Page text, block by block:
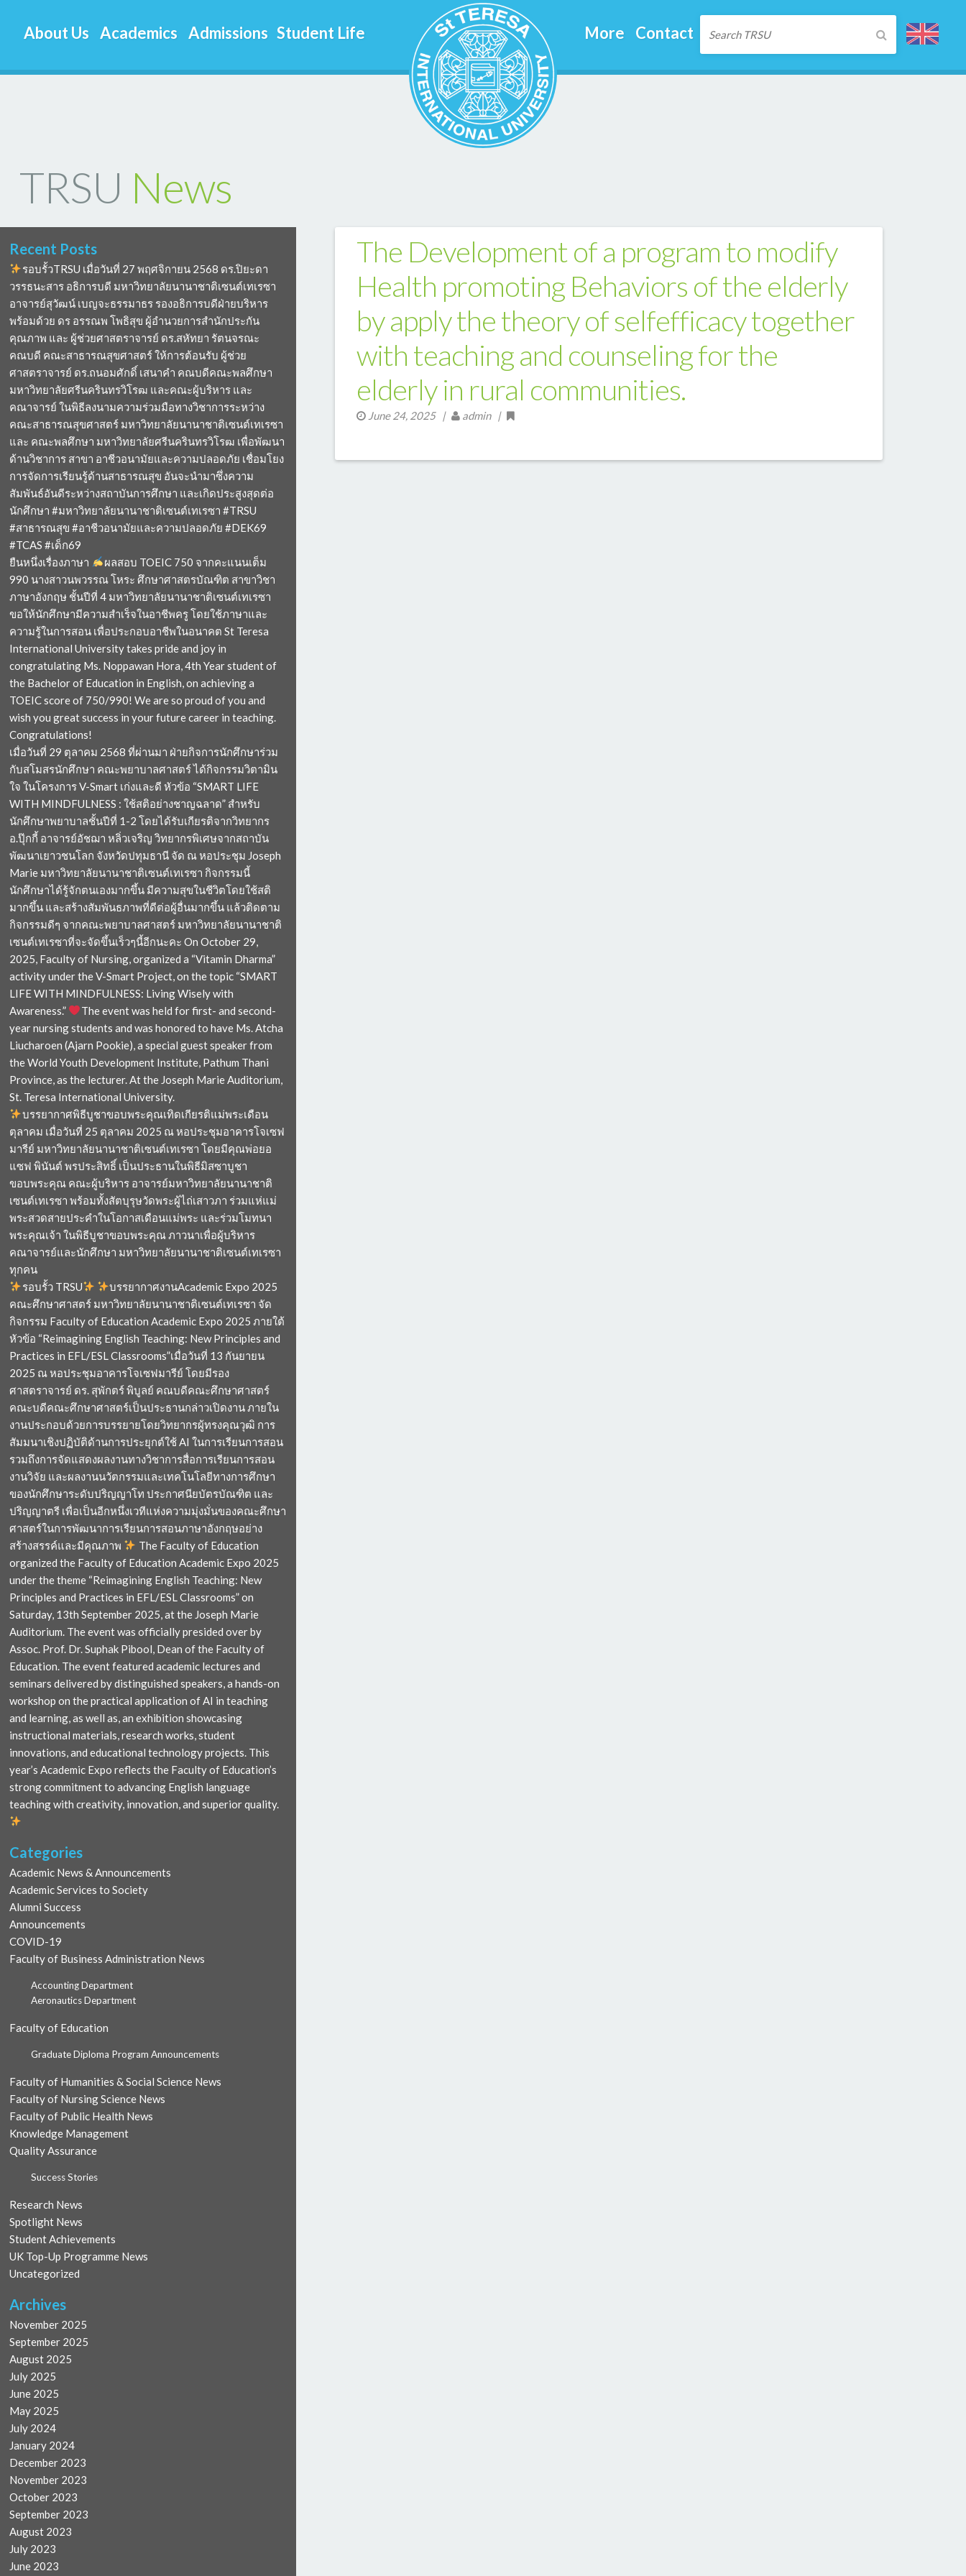
About Us Academics Admissions Student Life More Contact
TRSU News
Recent Posts
รอบรั้วTRSU เมื่อวันที่ 27 พฤศจิกายน 2568 ดร.ปิยะดา
วรรธนะสาร อธิการบดี มหาวิทยาลัยนานาชาติเซนต์เทเรซา
อาจารย์สุวัฒน์ เบญจะธรรมาธร รองอธิการบดีฝ่ายบริหาร
พร้อมด้วย ดร อรรณพ โพธิสุข ผู้อำนวยการสำนักประกัน
คุณภาพ และ ผู้ช่วยศาสตราจารย์ ดร.สหัทยา รัตนจรณะ
คณบดี คณะสาธารณสุขศาสตร์ ให้การต้อนรับ ผู้ช่วย
ศาสตราจารย์ ดร.ถนอมศักดิ์ เสนาคำ คณบดีคณะพลศึกษา
มหาวิทยาลัยศรีนครินทรวิโรฒ และคณะผู้บริหาร และ
คณาจารย์ ในพิธีลงนามความร่วมมือทางวิชาการระหว่าง
คณะสาธารณสุขศาสตร์ มหาวิทยาลัยนานาชาติเซนต์เทเรซา
และ คณะพลศึกษา มหาวิทยาลัยศรีนครินทรวิโรฒ เพื่อพัฒนา
ด้านวิชาการ สาขา อาชีวอนามัยและความปลอดภัย เชื่อมโยง
การจัดการเรียนรู้ด้านสาธารณสุข อันจะนำมาซึ่งความ
สัมพันธ์อันดีระหว่างสถาบันการศึกษา และเกิดประสูงสุดต่อ
นักศึกษา #มหาวิทยาลัยนานาชาติเซนต์เทเรซา #TRSU
#สาธารณสุข #อาชีวอนามัยและความปลอดภัย #DEK69
#TCAS #เด็ก69
ยืนหนึ่งเรื่องภาษา
ผลสอบ TOEIC 750 จากคะแนนเต็ม
990 นางสาวนพวรรณ โหระ ศึกษาศาสตรบัณฑิต สาขาวิชา
ภาษาอังกฤษ ชั้นปีที่ 4 มหาวิทยาลัยนานาชาติเซนต์เทเรซา
ขอให้นักศึกษามีความสำเร็จในอาชีพครู โดยใช้ภาษาและ
ความรู้ในการสอน เพื่อประกอบอาชีพในอนาคต St Teresa
International University takes pride and joy in
congratulating Ms. Noppawan Hora, 4th Year student of
the Bachelor of Education in English, on achieving a
TOEIC score of 750/990! We are so proud of you and
wish you great success in your future career in teaching.
Congratulations!
เมื่อวันที่ 29 ตุลาคม 2568 ที่ผ่านมา ฝ่ายกิจการนักศึกษาร่วม
กับสโมสรนักศึกษา คณะพยาบาลศาสตร์ ได้กิจกรรมวิตามิน
ใจ ในโครงการ V-Smart เก่งและดี หัวข้อ “SMART LIFE
WITH MINDFULNESS : ใช้สติอย่างชาญฉลาด” สำหรับ
นักศึกษาพยาบาลชั้นปีที่ 1-2 โดยได้รับเกียรติจากวิทยากร
อ.ปุ๊กกี้ อาจารย์อัชฌา หลิ่วเจริญ วิทยากรพิเศษจากสถาบัน
พัฒนาเยาวชนโลก จังหวัดปทุมธานี จัด ณ หอประชุม Joseph
Marie มหาวิทยาลัยนานาชาติเซนต์เทเรซา กิจกรรมนี้
นักศึกษาได้รู้จักตนเองมากขึ้น มีความสุขในชีวิตโดยใช้สติ
มากขึ้น และสร้างสัมพันธภาพที่ดีต่อผู้อื่นมากขึ้น แล้วติดตาม
กิจกรรมดีๆ จากคณะพยาบาลศาสตร์ มหาวิทยาลัยนานาชาติ
เซนต์เทเรซาที่จะจัดขึ้นเร็วๆนี้อีกนะคะ On October 29,
2025, Faculty of Nursing, organized a “Vitamin Dharma”
activity under the V-Smart Project, on the topic “SMART
LIFE WITH MINDFULNESS: Living Wisely with
Awareness.”
The event was held for first- and second-
year nursing students and was honored to have Ms. Atcha
Liucharoen (Ajarn Pookie), a special guest speaker from
the World Youth Development Institute, Pathum Thani
Province, as the lecturer. At the Joseph Marie Auditorium,
St. Teresa International University.
บรรยากาศพิธีบูชาขอบพระคุณเทิดเกียรติแม่พระเดือน
ตุลาคม เมื่อวันที่ 25 ตุลาคม 2025 ณ หอประชุมอาคารโจเซฟ
มารีย์ มหาวิทยาลัยนานาชาติเซนต์เทเรซา โดยมีคุณพ่อยอ
แซฟ พินันต์ พรประสิทธิ์ เป็นประธานในพิธีมิสซาบูชา
ขอบพระคุณ คณะผู้บริหาร อาจารย์มหาวิทยาลัยนานาชาติ
เซนต์เทเรซา พร้อมทั้งสัตบุรุษวัดพระผู้ไถ่เสาวภา ร่วมแห่แม่
พระสวดสายประคำในโอกาสเดือนแม่พระ และร่วมโมทนา
พระคุณเจ้า ในพิธีบูชาขอบพระคุณ ภาวนาเพื่อผู้บริหาร
คณาจารย์และนักศึกษา มหาวิทยาลัยนานาชาติเซนต์เทเรซา
ทุกคน
รอบรั้ว TRSU
บรรยากาศงานAcademic Expo 2025
คณะศึกษาศาสตร์ มหาวิทยาลัยนานาชาติเซนต์เทเรซา จัด
กิจกรรม Faculty of Education Academic Expo 2025 ภายใต้
หัวข้อ “Reimagining English Teaching: New Principles and
Practices in EFL/ESL Classrooms”เมื่อวันที่ 13 กันยายน
2025 ณ หอประชุมอาคารโจเซฟมารีย์ โดยมีรอง
ศาสตราจารย์ ดร. สุพักตร์ พิบูลย์ คณบดีคณะศึกษาศาสตร์
คณะบดีคณะศึกษาศาสตร์เป็นประธานกล่าวเปิดงาน ภายใน
งานประกอบด้วยการบรรยายโดยวิทยากรผู้ทรงคุณวุฒิ การ
สัมมนาเชิงปฏิบัติด้านการประยุกต์ใช้ AI ในการเรียนการสอน
รวมถึงการจัดแสดงผลงานทางวิชาการสื่อการเรียนการสอน
งานวิจัย และผลงานนวัตกรรมและเทคโนโลยีทางการศึกษา
ของนักศึกษาระดับปริญญาโท ประกาศนียบัตรบัณฑิต และ
ปริญญาตรี เพื่อเป็นอีกหนึ่งเวทีแห่งความมุ่งมั่นของคณะศึกษา
ศาสตร์ในการพัฒนาการเรียนการสอนภาษาอังกฤษอย่าง
สร้างสรรค์และมีคุณภาพ
The Faculty of Education
organized the Faculty of Education Academic Expo 2025
under the theme “Reimagining English Teaching: New
Principles and Practices in EFL/ESL Classrooms” on
Saturday, 13th September 2025, at the Joseph Marie
Auditorium. The event was officially presided over by
Assoc. Prof. Dr. Suphak Pibool, Dean of the Faculty of
Education. The event featured academic lectures and
seminars delivered by distinguished speakers, a hands-on
workshop on the practical application of AI in teaching
and learning, as well as, an exhibition showcasing
instructional materials, research works, student
innovations, and educational technology projects. This
year’s Academic Expo reflects the Faculty of Education’s
strong commitment to advancing English language
teaching with creativity, innovation, and superior quality.
Categories
Academic News & Announcements
Academic Services to Society
Alumni Success
Announcements
COVID-19
Faculty of Business Administration News
Accounting Department
Aeronautics Department
Faculty of Education
Graduate Diploma Program Announcements
Faculty of Humanities & Social Science News
Faculty of Nursing Science News
Faculty of Public Health News
Knowledge Management
Quality Assurance
Success Stories
Research News
Spotlight News
Student Achievements
UK Top-Up Programme News
Uncategorized
Archives
November 2025
September 2025
August 2025
July 2025
June 2025
May 2025
July 2024
January 2024
December 2023
November 2023
October 2023
September 2023
August 2023
July 2023
June 2023
The Development of a program to modify
Health promoting Behaviors of the elderly
by apply the theory of selfefficacy together
with teaching and counseling for the
elderly in rural communities.
June 24, 2025| admin |